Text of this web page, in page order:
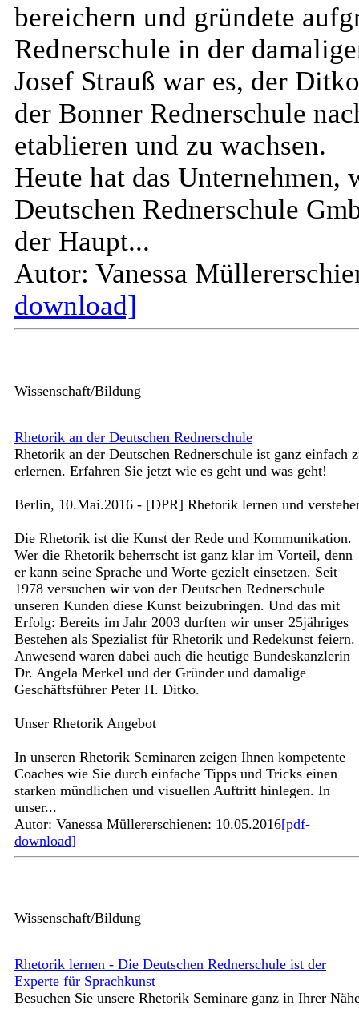
bereichern und gründete
Rednerschule in der
Josef Strauß war es, der
der Bonner Rednerschule
etablieren und zu wachsen.
Heute hat das Unternehmen,
Deutschen Rednerschule
der Haupt...
Autor: Vanessa Müller
download]
Wissenschaft/Bildung
Rhetorik an der Deutschen Rednerschule
Rhetorik an der Deutschen Rednerschule ist ganz einfach
erlernen. Erfahren Sie jetzt wie es geht und was geht!
Berlin, 10.Mai.2016 - [DPR] Rhetorik lernen und
Die Rhetorik ist die Kunst der Rede und Kommunikation.
Wer die Rhetorik beherrscht ist ganz klar im Vorteil, denn
er kann seine Sprache und Worte gezielt einsetzen. Seit
1978 versuchen wir von der Deutschen Rednerschule
unseren Kunden diese Kunst beizubringen. Und das mit
Erfolg: Bereits im Jahr 2003 durften wir unser 25jähriges
Bestehen als Spezialist für Rhetorik und Redekunst feiern.
Anwesend waren dabei auch die heutige Bundeskanzlerin
Dr. Angela Merkel und der Gründer und damalige
Geschäftsführer Peter H. Ditko.
Unser Rhetorik Angebot
In unseren Rhetorik Seminaren zeigen Ihnen kompetente
Coaches wie Sie durch einfache Tipps und Tricks einen
starken mündlichen und visuellen Auftritt hinlegen. In
unser...
Autor: Vanessa Müllererschienen: 10.05.2016[pdf-
download]
Wissenschaft/Bildung
Rhetorik lernen - Die Deutschen Rednerschule ist der
Experte für Sprachkunst
Besuchen Sie unsere Rhetorik Seminare ganz in Ihrer